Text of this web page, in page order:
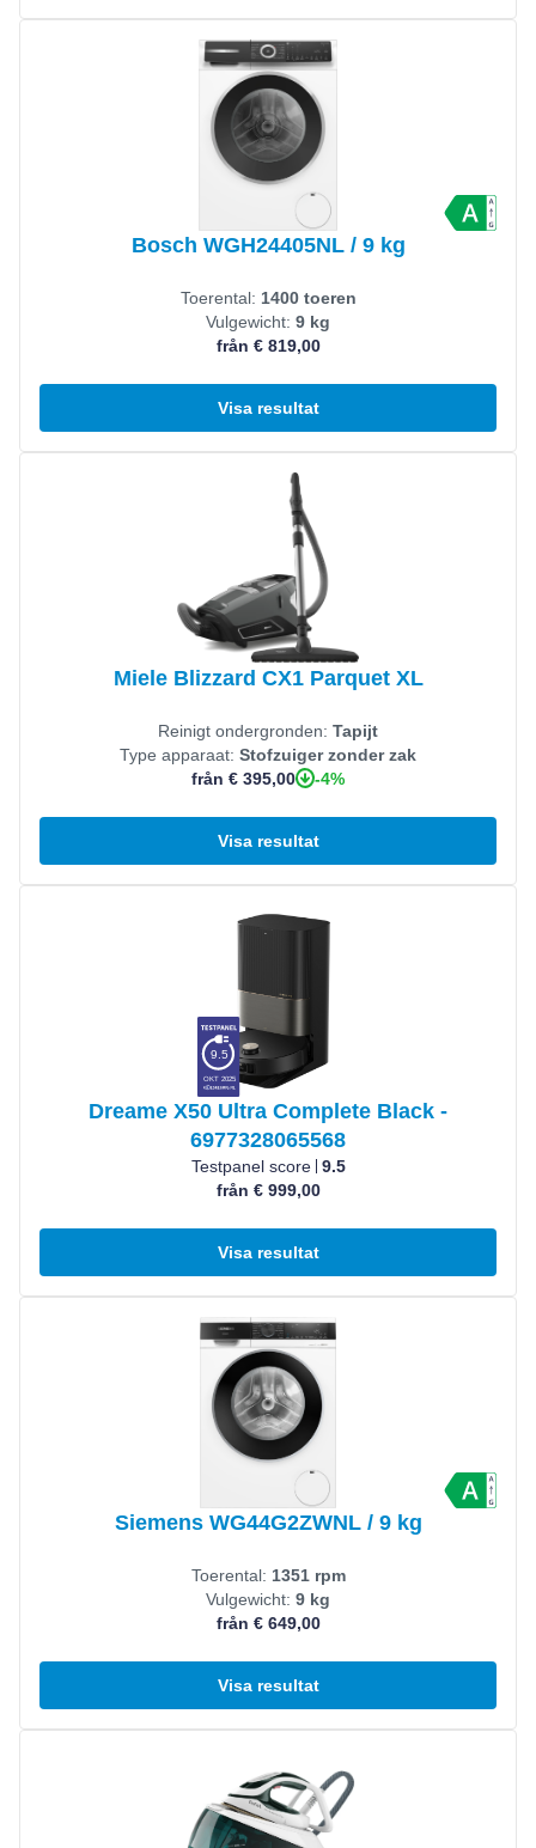
Bosch WGH24405NL / 9 kg
Toerental: 1400 toeren
Vulgewicht: 9 kg
från € 819,00
Visa resultat
Miele Blizzard CX1 Parquet XL
Reinigt ondergronden: Tapijt
Type apparaat: Stofzuiger zonder zak
från € 395,00
-4%
Visa resultat
9.5
OKT 2025
Dreame X50 Ultra Complete Black -
6977328065568
Testpanel score 9.5
från € 999,00
Visa resultat
Siemens WG44G2ZWNL / 9 kg
Toerental: 1351 rpm
Vulgewicht: 9 kg
från € 649,00
Visa resultat